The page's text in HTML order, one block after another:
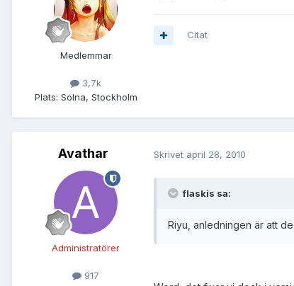
Medlemmar
3,7k
Plats: Solna, Stockholm
Citat
Avathar
Administratörer
917
Skrivet april 28, 2010
flaskis sa:
Riyu, anledningen är att